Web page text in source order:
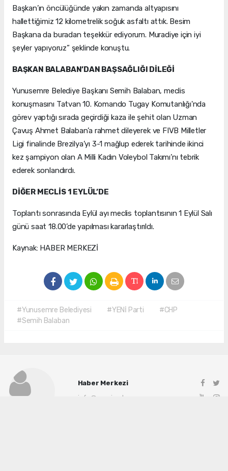
Başkan’ın öncülüğünde yakın zamanda altyapısını
hallettiğimiz 12 kilometrelik soğuk asfaltı attık. Besim
Başkana da buradan teşekkür ediyorum. Muradiye için iyi
şeyler yapıyoruz” şeklinde konuştu.
BAŞKAN BALABAN’DAN BAŞSAĞLIĞI DİLEĞİ
Yunusemre Belediye Başkanı Semih Balaban, meclis
konuşmasını Tatvan 10. Komando Tugay Komutanlığı'nda
görev yaptığı sırada geçirdiği kaza ile şehit olan Uzman
Çavuş Ahmet Balaban’a rahmet dileyerek ve FIVB Milletler
Ligi finalinde Brezilya’yı 3-1 mağlup ederek tarihinde ikinci
kez şampiyon olan A Milli Kadın Voleybol Takımı’nı tebrik
ederek sonlandırdı.
DİĞER MECLİS 1 EYLÜL’DE
Toplantı sonrasında Eylül ayı meclis toplantısının 1 Eylül Salı
günü saat 18.00’de yapılması kararlaştırıldı.
Kaynak: HABER MERKEZİ
#Yunusemre Belediyesi #YENİ Parti
#CHP
#Semih Balaban
Haber Merkezi
info@manisadenge.com